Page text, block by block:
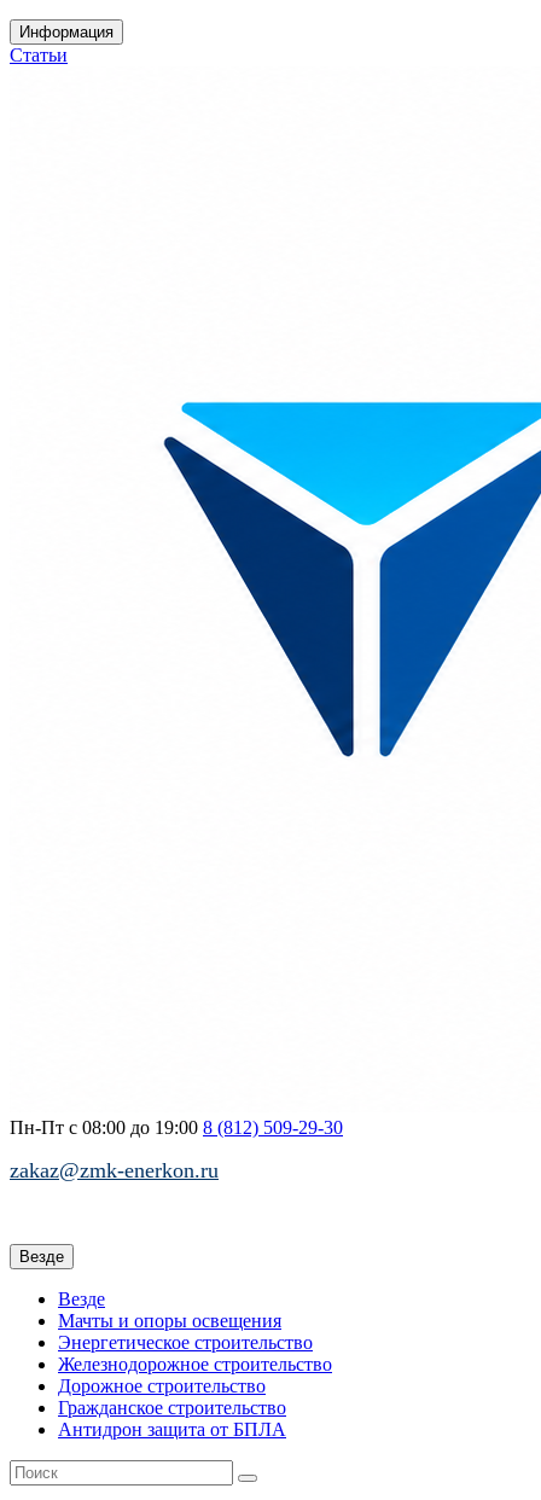
Информация
Статьи
Пн-Пт с 08:00 до 19:00 8 (812) 509-29-30
zakaz@zmk-enerkon.ru
Везде
Везде
Мачты и опоры освещения
Энергетическое строительство
Железнодорожное строительство
Дорожное строительство
Гражданское строительство
Антидрон защита от БПЛА